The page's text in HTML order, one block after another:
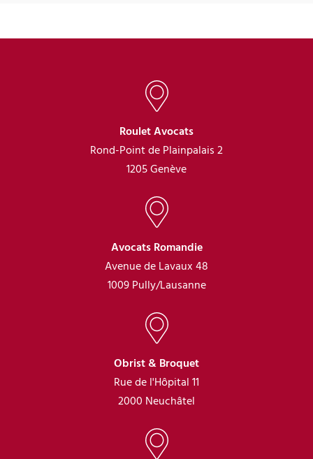
Roulet Avocats
Rond-Point de Plainpalais 2
1205 Genève
Avocats Romandie
Avenue de Lavaux 48
1009 Pully/Lausanne
Obrist & Broquet
Rue de l'Hôpital 11
2000 Neuchâtel